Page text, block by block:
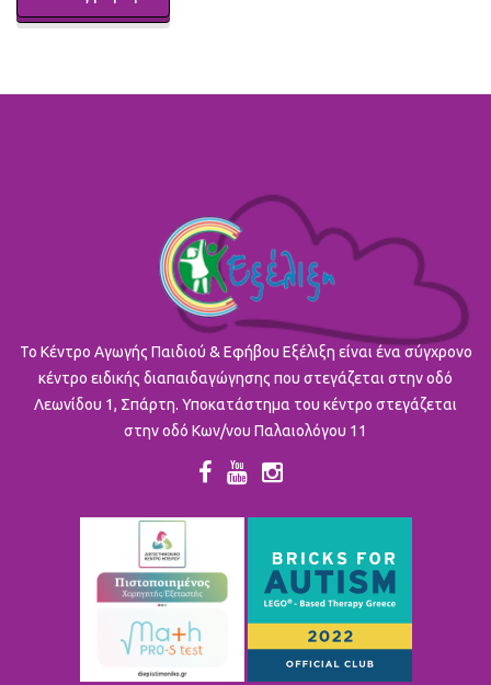
To Κέντρο Αγωγής Παιδιού & Εφήβου Εξέλιξη είναι ένα σύγχρονο
κέντρο ειδικής διαπαιδαγώγησης που στεγάζεται στην οδό
Λεωνίδου 1, Σπάρτη. Υποκατάστημα του κέντρο στεγάζεται
στην οδό Κων/νου Παλαιολόγου 11